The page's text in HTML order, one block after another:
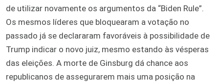
de utilizar novamente os argumentos da “Biden Rule”.
Os mesmos líderes que bloquearam a votação no
passado já se declararam favoráveis à possibilidade de
Trump indicar o novo juiz, mesmo estando às vésperas
das eleições. A morte de Ginsburg dá chance aos
republicanos de assegurarem mais uma posição na